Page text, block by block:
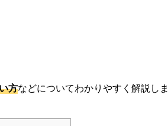
方などについてわかりやすく解説し